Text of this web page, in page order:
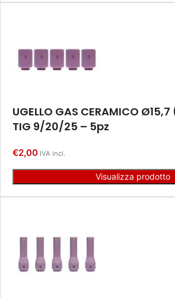
UGELLO GAS CERAMICO Ø15,7
TIG 9/20/25 – 5pz
€2,00 IVA incl.
Visualizza prodotto